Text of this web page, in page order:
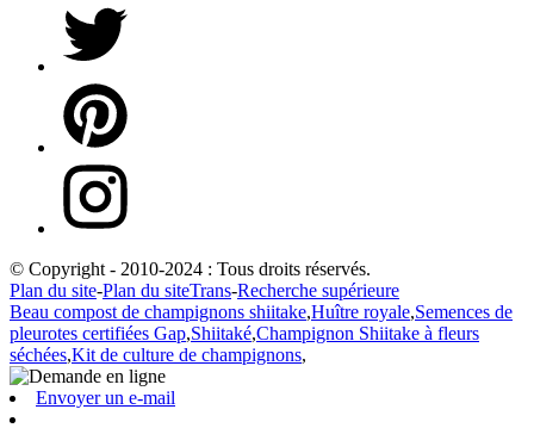
© Copyright - 2010-2024 : Tous droits réservés.
Plan du site-Plan du siteTrans-Recherche supérieure
Beau compost de champignons shiitake,Huître royale,Semences de
pleurotes certifiées Gap,Shiitaké,Champignon Shiitake à fleurs
séchées,Kit de culture de champignons,
Envoyer un e-mail